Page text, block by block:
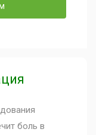
боль в